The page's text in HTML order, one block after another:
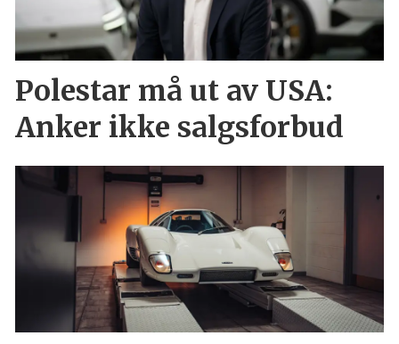
Polestar må ut av USA:
Anker ikke salgsforbud